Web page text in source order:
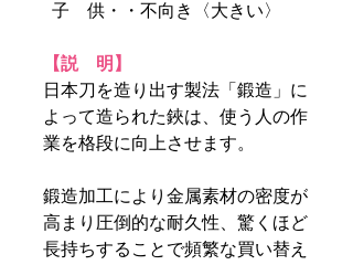
子 供・・不向き〈大きい〉
【説 明】
日本刀を造り出す製法「鍛造」に
よって造られた鋏は、使う人の作
業を格段に向上させます。
鍛造加工により金属素材の密度が
高まり圧倒的な耐久性、驚くほど
長持ちすることで頻繁な買い替え